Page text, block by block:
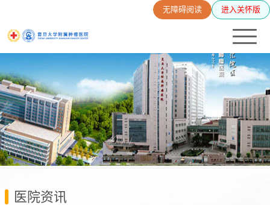
无障碍阅读 进入关怀版
医院资讯